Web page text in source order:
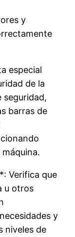
y
especial
de la
seguridad,
barras de
Verifica que
u otros
y
niveles de